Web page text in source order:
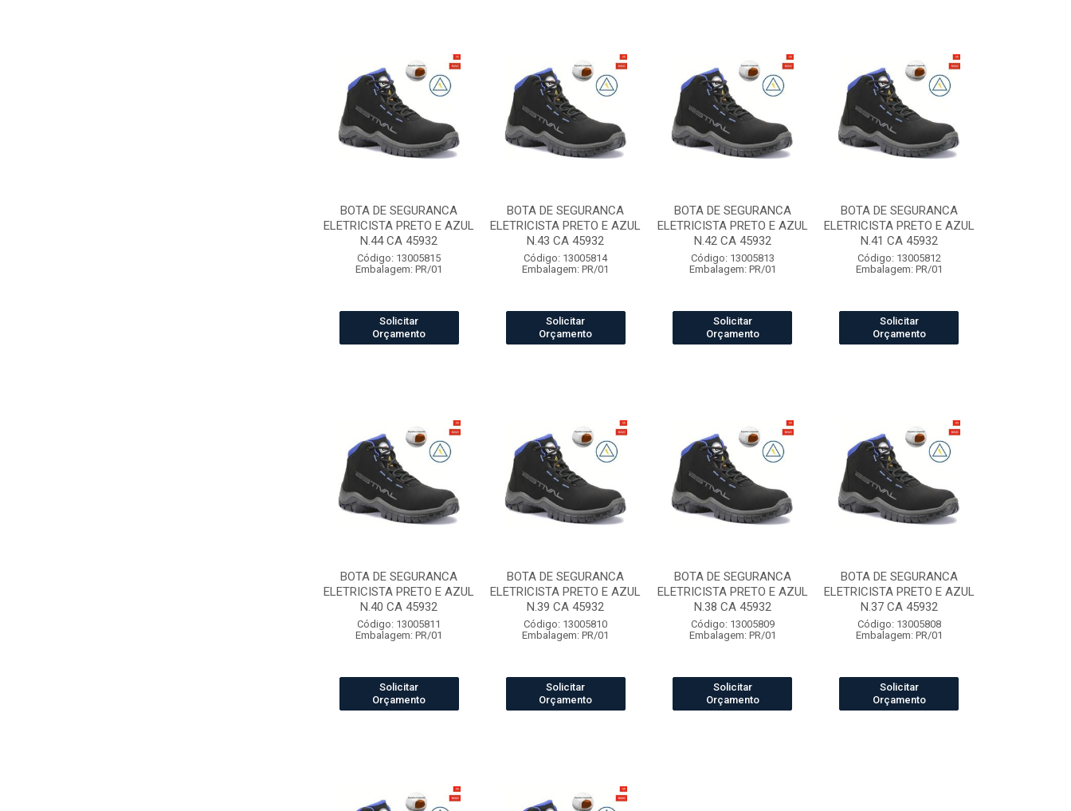
BOTA DE SEGURANCA
ELETRICISTA PRETO E AZUL
N.44 CA 45932
Código: 13005815
Embalagem: PR/01
Solicitar
Orçamento
BOTA DE SEGURANCA
ELETRICISTA PRETO E AZUL
N.43 CA 45932
Código: 13005814
Embalagem: PR/01
Solicitar
Orçamento
BOTA DE SEGURANCA
ELETRICISTA PRETO E AZUL
N.42 CA 45932
Código: 13005813
Embalagem: PR/01
Solicitar
Orçamento
BOTA DE SEGURANCA
ELETRICISTA PRETO E AZUL
N.41 CA 45932
Código: 13005812
Embalagem: PR/01
Solicitar
Orçamento
BOTA DE SEGURANCA
ELETRICISTA PRETO E AZUL
N.40 CA 45932
Código: 13005811
Embalagem: PR/01
Solicitar
Orçamento
BOTA DE SEGURANCA
ELETRICISTA PRETO E AZUL
N.39 CA 45932
Código: 13005810
Embalagem: PR/01
Solicitar
Orçamento
BOTA DE SEGURANCA
ELETRICISTA PRETO E AZUL
N.38 CA 45932
Código: 13005809
Embalagem: PR/01
Solicitar
Orçamento
BOTA DE SEGURANCA
ELETRICISTA PRETO E AZUL
N.37 CA 45932
Código: 13005808
Embalagem: PR/01
Solicitar
Orçamento